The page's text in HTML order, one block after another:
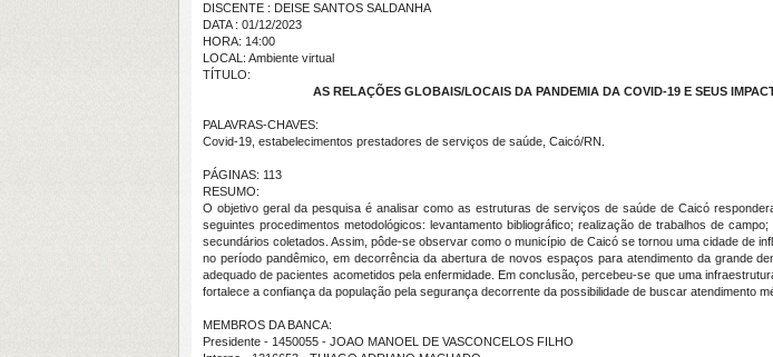
DISCENTE : DEISE SANTOS SALDANHA
DATA : 01/12/2023
HORA: 14:00
LOCAL: Ambiente virtual
TÍTULO:
AS RELAÇÕES GLOBAIS/LOCAIS DA PANDEMIA DA COVID-19 E SEUS
PALAVRAS-CHAVES:
Covid-19, estabelecimentos prestadores de serviços de saúde, Caicó/RN.
PÁGINAS: 113
RESUMO:
O objetivo geral da pesquisa é analisar como as estruturas de serviços de saúde de Caicó
seguintes procedimentos metodológicos: levantamento bibliográfico; realização de trabalhos de
secundários coletados. Assim, pôde-se observar como o município de Caicó se tornou uma cidade de
no período pandêmico, em decorrência da abertura de novos espaços para atendimento da grande
adequado de pacientes acometidos pela enfermidade. Em conclusão, percebeu-se que uma
fortalece a confiança da população pela segurança decorrente da possibilidade de buscar atendimento
MEMBROS DA BANCA:
Presidente - 1450055 - JOAO MANOEL DE VASCONCELOS FILHO